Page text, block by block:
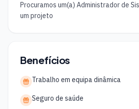
Procuramos um(a) Administrador de
um projeto
Benefícios
Trabalho em equipa dinâmica
Seguro de saúde